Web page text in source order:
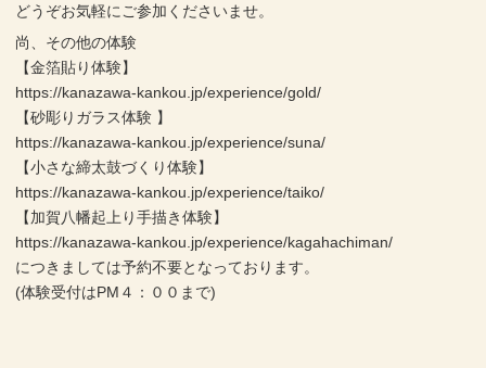
どうぞお気軽にご参加くださいませ。
尚、その他の体験
【金箔貼り体験】
https://kanazawa-kankou.jp/experience/gold/
【砂彫りガラス体験 】
https://kanazawa-kankou.jp/experience/suna/
【小さな締太鼓づくり体験】
https://kanazawa-kankou.jp/experience/taiko/
【加賀八幡起上り手描き体験】
https://kanazawa-kankou.jp/experience/kagahachiman/
につきましては予約不要となっております。
(体験受付はPM４：００まで)